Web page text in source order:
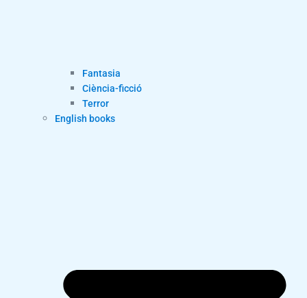
Fantasia
Ciència-ficció
Terror
English books